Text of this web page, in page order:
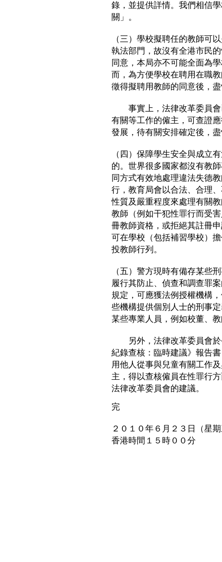
錄，並提供詳情。我們相信
關」。
（三）學校擬聘任的教師可
執法部門，故沒有全港市民
同意，本局亦不可能全面為
而，為方便學校在聘用在職
徵得擬聘用教師的同意後，
事實上，法律改革委員會
有關等工作的僱主，可查證
發展，待有關安排確定後，
（四）保障學生安全與成立
的。世界很多國家都沒有教
同方式有效地處理違法失德
行，教育局會以合法、合理
性質及嚴重程度來處理有關
教師（例如干犯性罪行而受
冊教師資格，或拒絕其註冊
可在學校（包括補習學校）
投教師行列。
（五）警方現時有備存某些
履行其防止、偵查和調查罪
規定，可應獲法例授權機構
些機構提供個別人士的刑事
某些專業人員，例如校董、
另外，法律改革委員會於
紀錄查核：臨時建議》報告
用他人從事與兒童有關工作
主，得以查核僱員在性罪行
法律改革委員會的建議。
完
２０１０年６月２３日（星
香港時間１５時００分